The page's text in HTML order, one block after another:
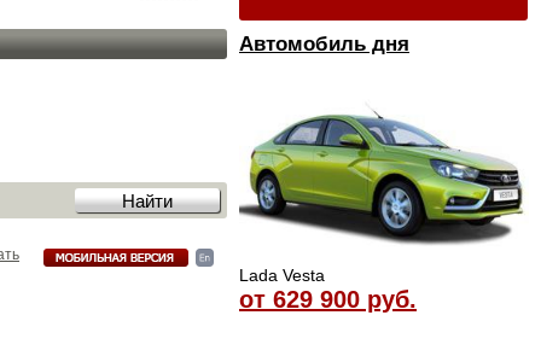
Автомобиль дня
Lada Vesta
от 629 900 руб.